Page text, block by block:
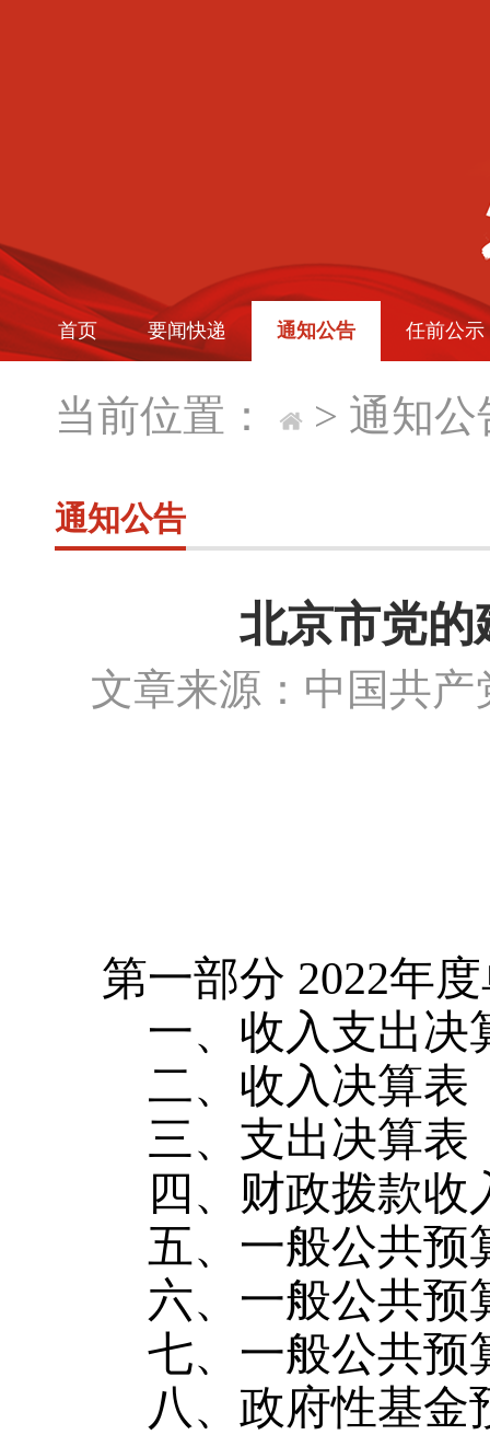
首页 要闻快递 通知公告 任前公示
当前位置： > 通知公
通知公告
北京市党的
文章来源：中国
第一部分 2022年
一、收入支出决
二、收入决算表
三、支出决算表
四、财政拨款
五、一般公共预
六、一般公共预
七、一般公共预
八、政府性基